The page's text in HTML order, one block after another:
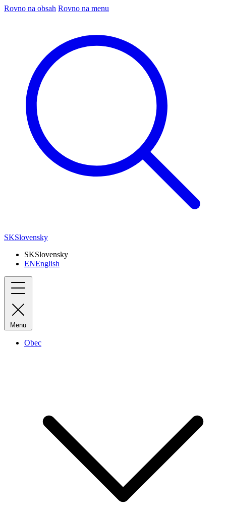
Rovno na obsah Rovno na menu
SKSlovensky
SKSlovensky
ENEnglish
Menu
Obec